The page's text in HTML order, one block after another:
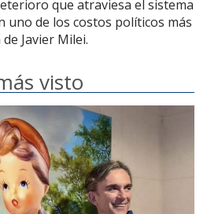
que atraviesa el sistema
uno de los costos políticos más
Javier Milei.
visto